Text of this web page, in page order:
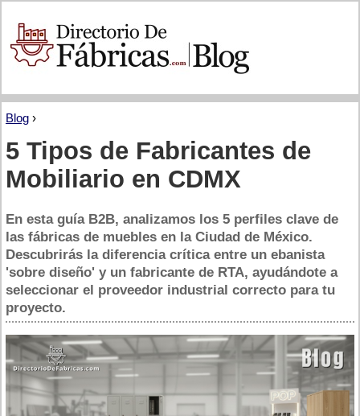
Blog ›
5 Tipos de Fabricantes de
Mobiliario en CDMX
En esta guía B2B, analizamos los 5 perfiles clave de
las fábricas de muebles en la Ciudad de México.
Descubrirás la diferencia crítica entre un ebanista
'sobre diseño' y un fabricante de RTA, ayudándote a
seleccionar el proveedor industrial correcto para tu
proyecto.